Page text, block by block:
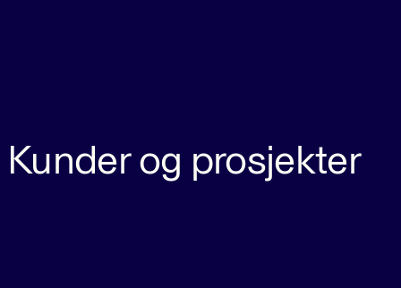
Kunder og prosjekter